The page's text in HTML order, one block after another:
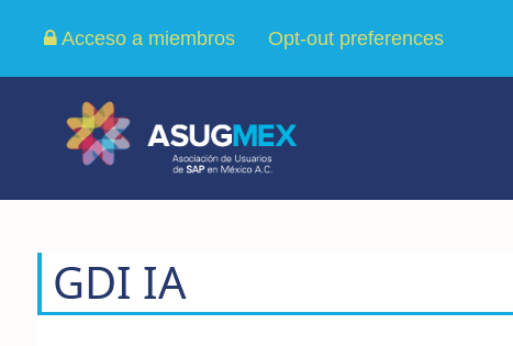
Acceso a miembros Opt-out preferences
GDI IA